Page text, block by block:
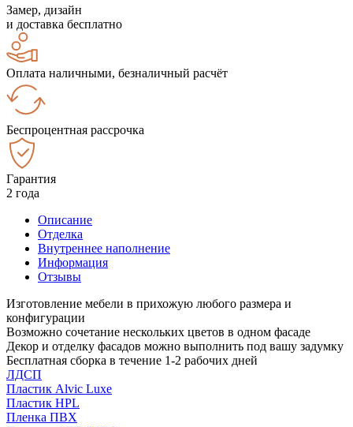
Замер, дизайн
и доставка бесплатно
Оплата наличными, безналичный расчёт
Беспроцентная рассрочка
Гарантия
2 года
Описание
Отделка
Внутреннее наполнение
Информация
Отзывы
Изготовление мебели в прихожую любого размера и
конфигурации
Возможно сочетание нескольких цветов в одном фасаде
Декор и отделку фасадов можно выполнить под вашу задумку
Бесплатная сборка в течение 1-2 рабочих дней
ЛДСП
Пластик Alvic Luxe
Пластик HPL
Пленка ПВХ